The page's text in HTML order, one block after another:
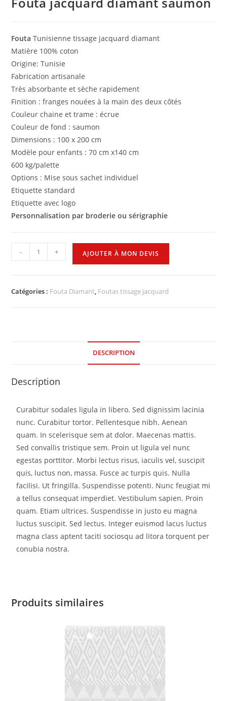
Fouta Tunisienne tissage jacquard diamant
Matière 100% coton
Origine: Tunisie
Fabrication artisanale
Très absorbante et sèche rapidement
Finition : franges nouées à la main des deux côtés
Couleur chaine et trame : écrue
Couleur de fond : saumon
Dimensions : 100 x 200 cm
Modèle pour enfants : 70 cm x140 cm
600 kg/palette
Options : Mise sous sachet individuel
Etiquette standard
Etiquette avec logo
Personnalisation par broderie ou sérigraphie
- + AJOUTER À MON DEVIS
Catégories : Fouta Diamant, Foutas tissage jacquard
DESCRIPTION
Description
Curabitur sodales ligula in libero. Sed dignissim lacinia
nunc. Curabitur tortor. Pellentesque nibh. Aenean
quam. In scelerisque sem at dolor. Maecenas mattis.
Sed convallis tristique sem. Proin ut ligula vel nunc
egestas porttitor. Morbi lectus risus, iaculis vel, suscipit
quis, luctus non, massa. Fusce ac turpis quis. Nulla
facilisi. Ut fringilla. Suspendisse potenti. Nunc feugiat mi
a tellus consequat imperdiet. Vestibulum sapien. Proin
quam. Etiam ultrices. Suspendisse in justo eu magna
luctus suscipit. Sed lectus. Integer euismod lacus luctus
magna class aptent taciti sociosqu ad litora torquent per
conubia nostra.
Produits similaires